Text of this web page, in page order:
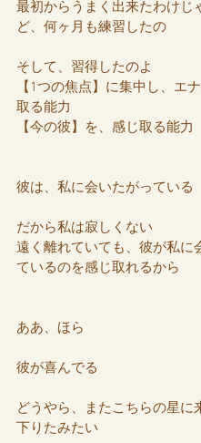
最初からうまく出来たわけじ
ど、何ヶ月も練習したの
そして、習得したのよ
【1つの焦点】に集中し、エ
取る能力
【今の彼】を、感じ取る能力
彼は、私に会いたがっている
だから私は寂しくない
遠く離れていても、彼が私に
ているのを感じ取れるから
ああ、ほら
彼が喜んでる
どうやら、またこちらの星に
下りたみたい